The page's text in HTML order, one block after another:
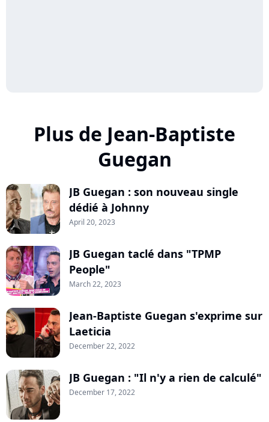
Plus de Jean-Baptiste
Guegan
JB Guegan : son nouveau single
dédié à Johnny
April 20, 2023
JB Guegan taclé dans "TPMP
People"
March 22, 2023
Jean-Baptiste Guegan s'exprime sur
Laeticia
December 22, 2022
JB Guegan : "Il n'y a rien de calculé"
December 17, 2022